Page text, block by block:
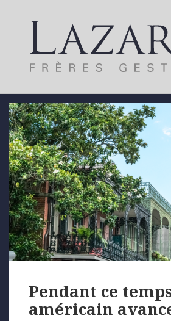
Pendant ce
américain